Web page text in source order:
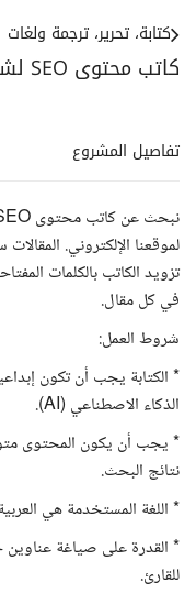
كاتب محتوى SEO لشركة سياحة
كتابة، تحرير، ترجمة ولغات
تفاصيل المشروع
لموقعنا الإلكتروني.
في كل مقال.
شروط العمل:
* الكتابة يجب أن تكون
الذكاء الاصطناعي (AI).
نتائج البحث.
* اللغة المستخدمة هي
* القدرة على صياغة
للقارئ.